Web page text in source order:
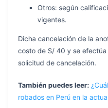
Otros: según
vigentes.
Dicha cancelación de la
costo de S/ 40 y se
solicitud de cancelación.
También puedes leer:
robados en Perú en la